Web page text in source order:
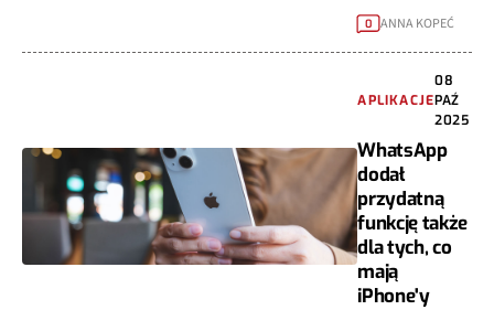
0 ANNA KOPEĆ
APLIKACJE
08
PAŹ
2025
WhatsApp
dodał
przydatną
funkcję także
dla tych, co
mają
iPhone'y